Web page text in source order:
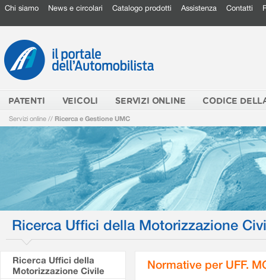
Chi siamo News e circolari Catalogo prodotti Assistenza Contatti
PATENTI VEICOLI SERVIZI ONLINE CODICE
Servizi online // Ricerca e Gestione UMC
Ricerca Uffici della Motorizzazione
Ricerca Uffici della
Motorizzazione Civile
Normative per UFF.